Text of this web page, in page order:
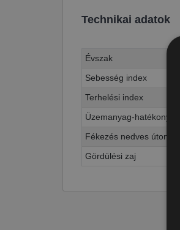
Technikai adatok
Évszak
Sebesség index
Terhelési index
Üzemanyag-hatékonyság
Fékezés nedves úton
Gördülési zaj